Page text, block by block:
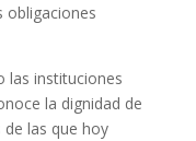
obligaciones
las instituciones
la dignidad de
las que hoy